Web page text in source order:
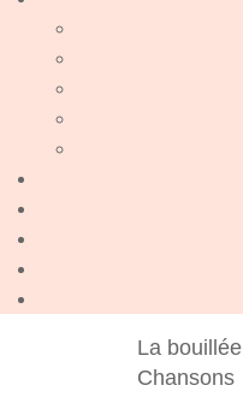
La bouillée
Chansons